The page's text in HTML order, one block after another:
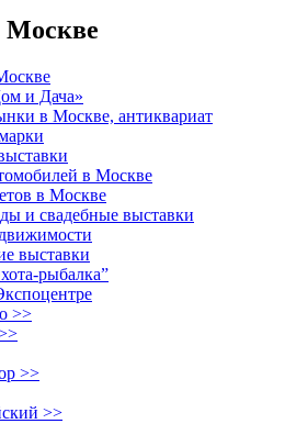
Москве
и Дача»
в Москве, антиквариат
в Москве
в Москве
и свадебные выставки
выставки
рыбалка”
>>
>>
>>